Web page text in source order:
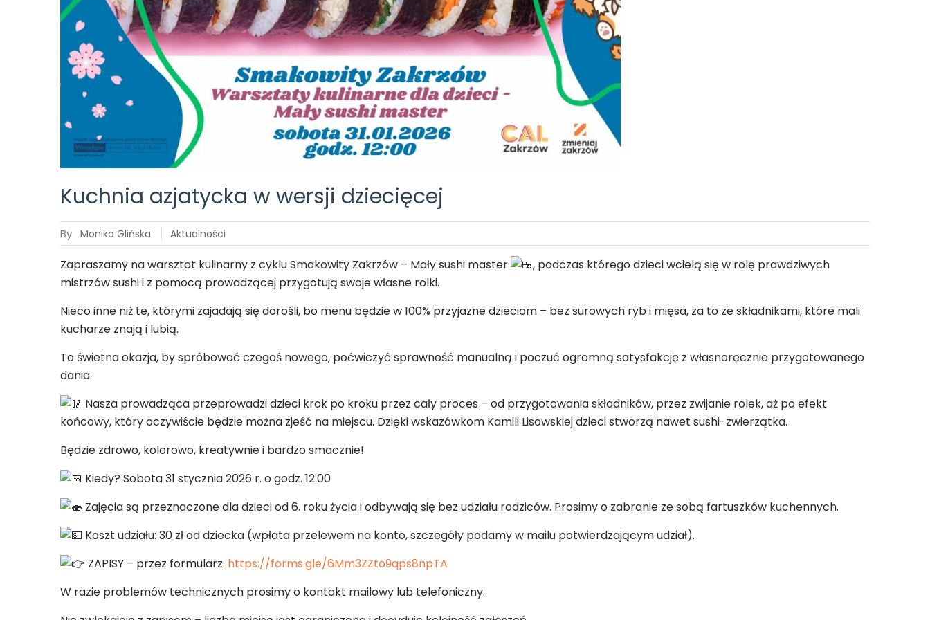
Kuchnia azjatycka w wersji dziecięcej
By Monika Glińska Aktualności
Zapraszamy na warsztat kulinarny z cyklu Smakowity Zakrzów – Mały sushi master
, podczas którego dzieci wcielą się w rolę prawdziwych
mistrzów sushi i z pomocą prowadzącej przygotują swoje własne rolki.
Nieco inne niż te, którymi zajadają się dorośli, bo menu będzie w 100% przyjazne dzieciom – bez surowych ryb i mięsa, za to ze składnikami, które mali
kucharze znają i lubią.
To świetna okazja, by spróbować czegoś nowego, poćwiczyć sprawność manualną i poczuć ogromną satysfakcję z własnoręcznie przygotowanego
dania.
Nasza prowadząca przeprowadzi dzieci krok po kroku przez cały proces – od przygotowania składników, przez zwijanie rolek, aż po efekt
końcowy, który oczywiście będzie można zjeść na miejscu. Dzięki wskazówkom Kamili Lisowskiej dzieci stworzą nawet sushi-zwierzątka.
Będzie zdrowo, kolorowo, kreatywnie i bardzo smacznie!
Kiedy? Sobota 31 stycznia 2026 r. o godz. 12:00
Zajęcia są przeznaczone dla dzieci od 6. roku życia i odbywają się bez udziału rodziców. Prosimy o zabranie ze sobą fartuszków kuchennych.
Koszt udziału: 30 zł od dziecka (wpłata przelewem na konto, szczegóły podamy w mailu potwierdzającym udział).
ZAPISY – przez formularz: https://forms.gle/6Mm3ZZto9qps8npTA
W razie problemów technicznych prosimy o kontakt mailowy lub telefoniczny.